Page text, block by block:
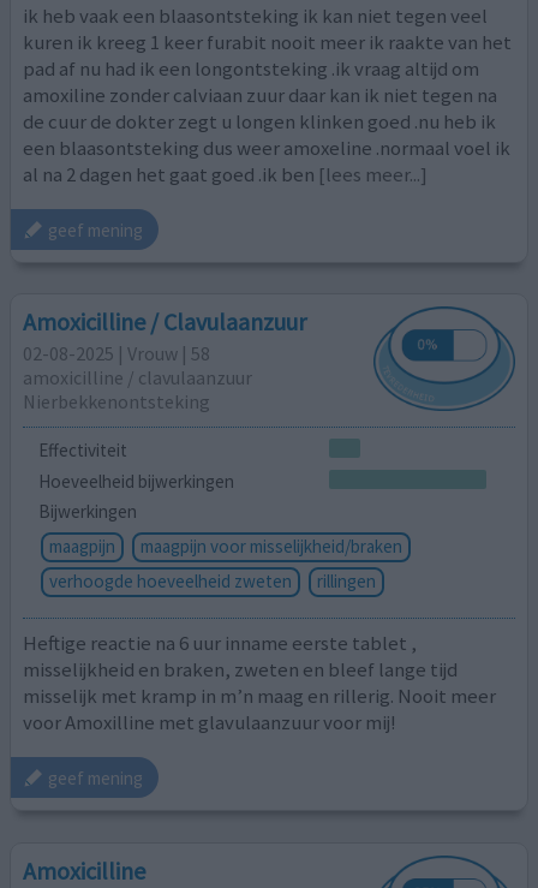
ik heb vaak een blaasontsteking ik kan niet tegen veel
kuren ik kreeg 1 keer furabit nooit meer ik raakte van het
pad af nu had ik een longontsteking .ik vraag altijd om
amoxiline zonder calviaan zuur daar kan ik niet tegen na
de cuur de dokter zegt u longen klinken goed .nu heb ik
een blaasontsteking dus weer amoxeline .normaal voel ik
al na 2 dagen het gaat goed .ik ben [lees meer...]
geef mening
Amoxicilline / Clavulaanzuur
02-08-2025 | Vrouw | 58
amoxicilline / clavulaanzuur
Nierbekkenontsteking
Effectiviteit
Hoeveelheid bijwerkingen
Bijwerkingen
maagpijn
maagpijn voor misselijkheid/braken
verhoogde hoeveelheid zweten
rillingen
Heftige reactie na 6 uur inname eerste tablet ,
misselijkheid en braken, zweten en bleef lange tijd
misselijk met kramp in m’n maag en rillerig. Nooit meer
voor Amoxilline met glavulaanzuur voor mij!
geef mening
Amoxicilline